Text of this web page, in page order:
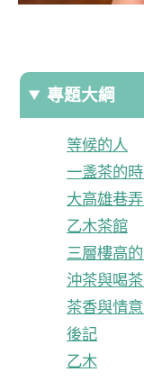
專題大綱
等候的人
一盞茶的
大高雄巷
乙木茶館
三層樓高
沖茶與喝
茶香與情
後記
乙木